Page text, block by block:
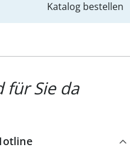
Katalog bestellen
für Sie da